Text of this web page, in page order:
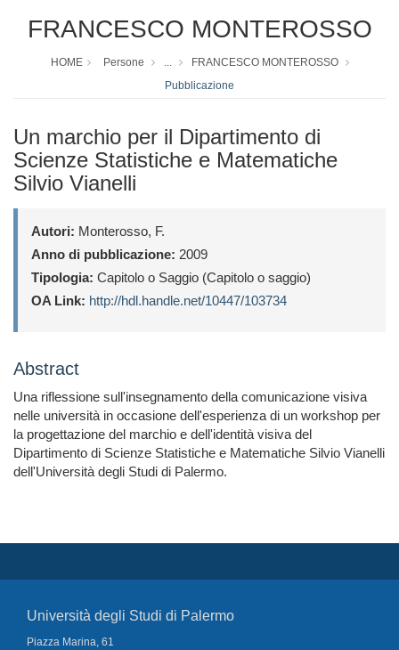
FRANCESCO MONTEROSSO
HOME Persone ...
FRANCESCO MONTEROSSO
Pubblicazione
Un marchio per il Dipartimento di
Scienze Statistiche e Matematiche
Silvio Vianelli
Autori: Monterosso, F.
Anno di pubblicazione: 2009
Tipologia: Capitolo o Saggio (Capitolo o saggio)
OA Link: http://hdl.handle.net/10447/103734
Abstract
Una riflessione sull'insegnamento della comunicazione visiva
nelle università in occasione dell'esperienza di un workshop per
la progettazione del marchio e dell'identità visiva del
Dipartimento di Scienze Statistiche e Matematiche Silvio Vianelli
dell'Università degli Studi di Palermo.
Università degli Studi di Palermo
Piazza Marina, 61